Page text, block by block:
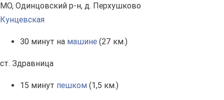
МО, Одинцовский р-н, д. Перхушково
Кунцевская
30 минут на машине (27 км.)
ст. Здравница
15 минут пешком (1,5 км.)